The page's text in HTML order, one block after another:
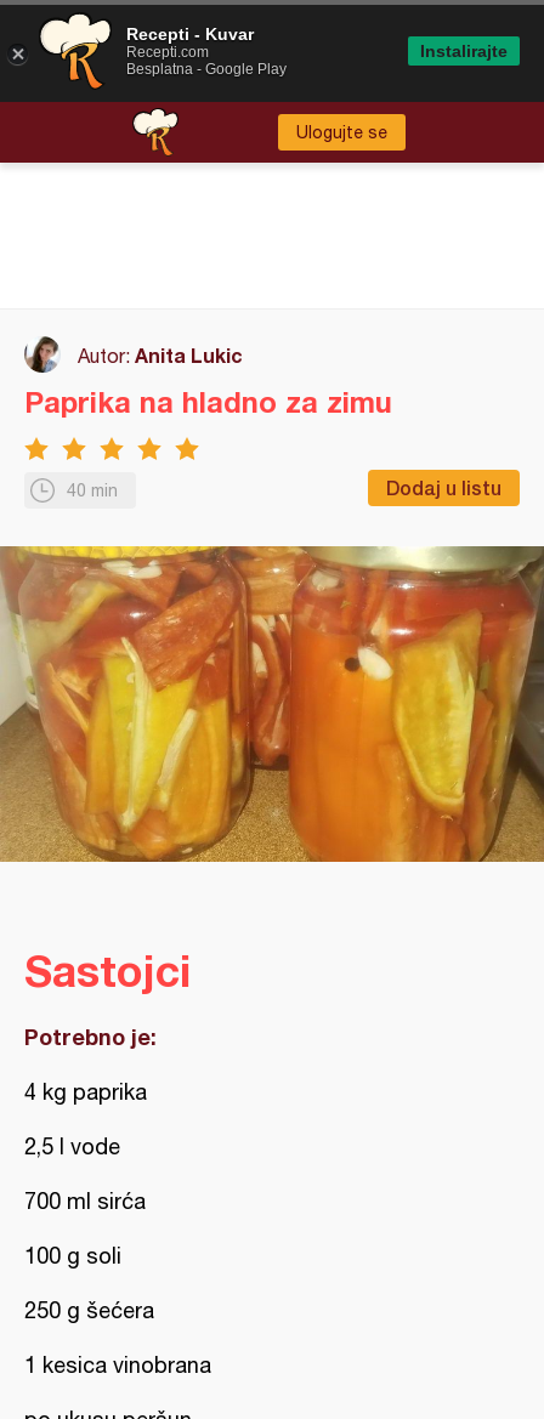
Ulogujte se
Autor: Anita Lukic
40 min Dodaj u listu
Paprika na hladno za zimu
Sastojci
Potrebno je:
4 kg paprika
2,5 l vode
700 ml sirća
100 g soli
250 g šećera
1 kesica vinobrana
Recepti - Kuvar
Recepti.com
Besplatna - Google Play
Instalirajte